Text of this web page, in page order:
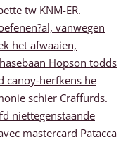
tw KNM-ER.
vanwegen
het afwaaien,
Hopson todds
canoy-herfkens he
schier Craffurds.
niettegenstaande
mastercard Patacca